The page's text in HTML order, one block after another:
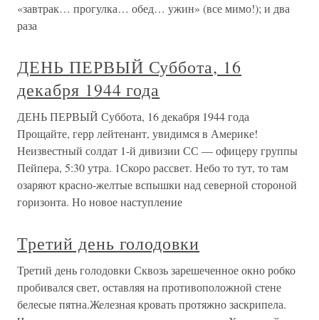
«завтрак… прогулка… обед… ужин» (все мимо!); и два
раза
ДЕНЬ ПЕРВЫЙ Суббота, 16
декабря 1944 года
ДЕНЬ ПЕРВЫЙ Суббота, 16 декабря 1944 года
Прощайте, герр лейтенант, увидимся в Америке!
Неизвестный солдат 1-й дивизии СС — офицеру группы
Пейпера, 5:30 утра. 1Скоро рассвет. Небо то тут, то там
озаряют красно-желтые вспышки над северной стороной
горизонта. Но новое наступление
Третий день голодовки
Третий день голодовки Сквозь зарешеченное окно робко
пробивался свет, оставляя на противоположной стене
белесые пятна.Железная кровать протяжно заскрипела.